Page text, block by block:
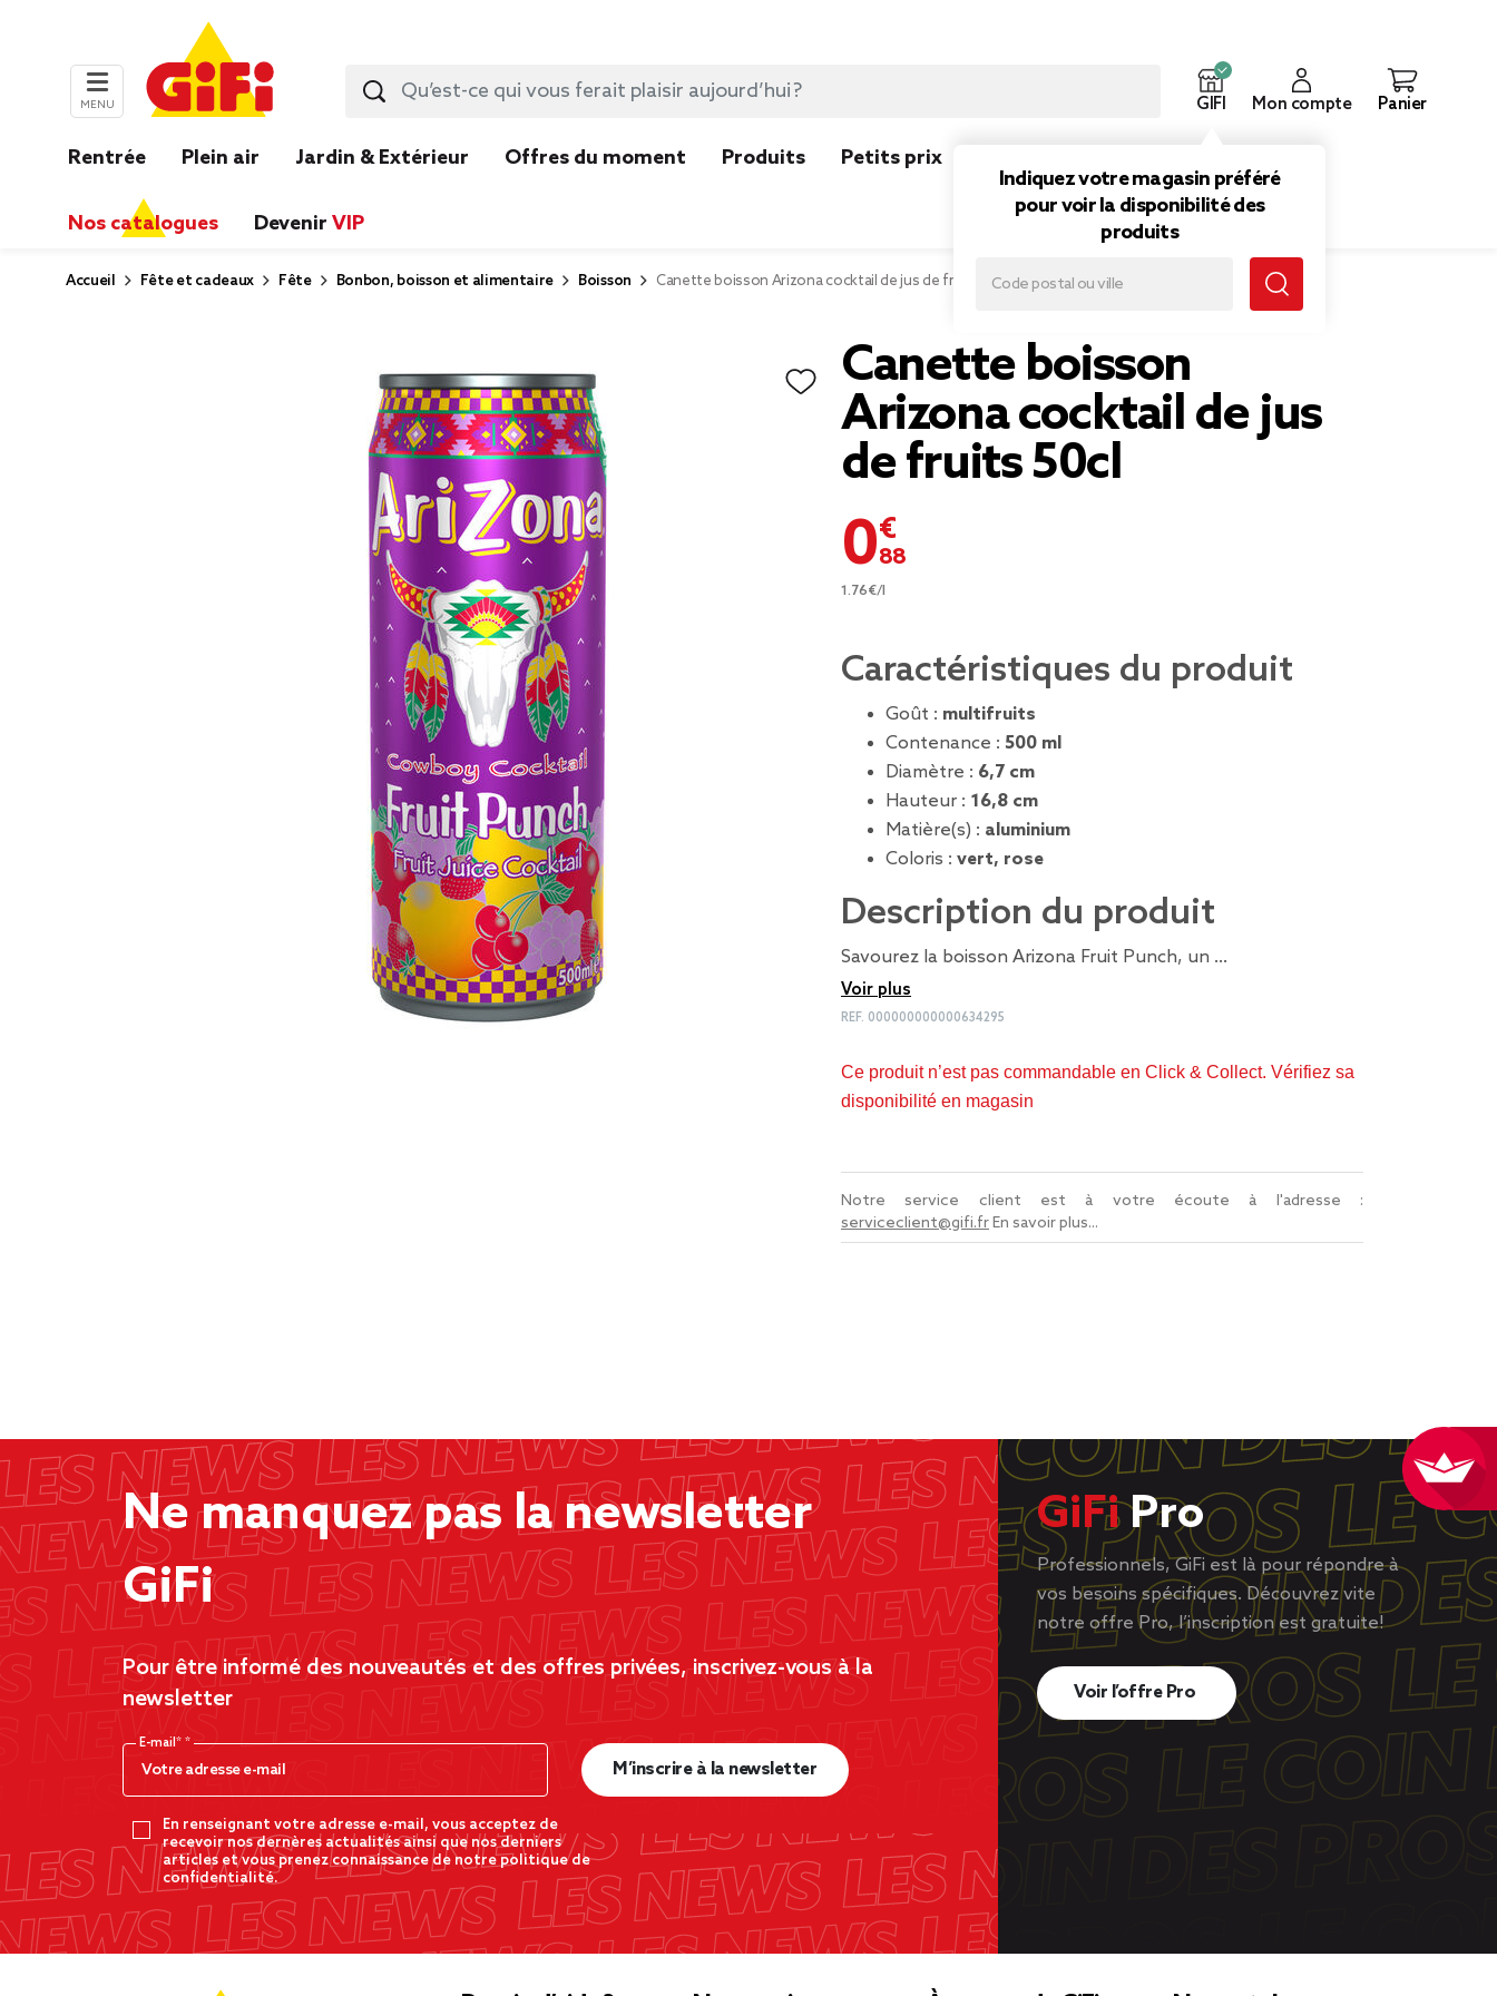
MENU GIFI
Indiquez votre magasin préféré
pour voir la disponibilité des
produits
Mon compte Panier
Rentrée Plein air Jardin & Extérieur Offres du moment Produits Petits prix
Nos catalogues Devenir VIP
Accueil Fête et cadeaux Fête Bonbon, boisson et alimentaire Boisson Canette boisson Arizona cocktail de jus de fruits 50cl
Canette boisson
Arizona cocktail de jus
de fruits 50cl
0,88 €
1.76€/l
Caractéristiques du produit
Goût : multifruits
Contenance : 500 ml
Diamètre : 6,7 cm
Hauteur : 16,8 cm
Matière(s) : aluminium
Coloris : vert, rose
Description du produit
Savourez la boisson Arizona Fruit Punch, un …
Voir plus
REF. 000000000000634295
Ce produit n’est pas commandable en Click & Collect. Vérifiez sa
disponibilité en magasin
Notre service client est à votre écoute à l'adresse :
serviceclient@gifi.frEn savoir plus...
Ne manquez pas la newsletter
GiFi
Pour être informé des nouveautés et des offres privées, inscrivez-vous à la
newsletter
E-mail*
En renseignant votre adresse e-mail, vous acceptez de
recevoir nos dernères actualités ainsi que nos derniers
articles et vous prenez connaissance de notre politique de
confidentialité.
M’inscrire à la newsletter
GiFiPro
Professionnels, GiFi est là pour répondre à
vos besoins spécifiques. Découvrez vite
notre offre Pro, l’inscription est gratuite!
Voir l’offre Pro